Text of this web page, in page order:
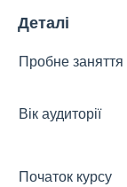
Деталі
Пробне заняття
Вік аудиторії
Початок курсу